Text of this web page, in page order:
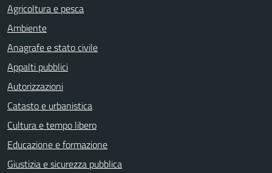
Agricoltura e pesca
Ambiente
Anagrafe e stato civile
Appalti pubblici
Autorizzazioni
Catasto e urbanistica
Cultura e tempo libero
Educazione e formazione
Giustizia e sicurezza pubblica